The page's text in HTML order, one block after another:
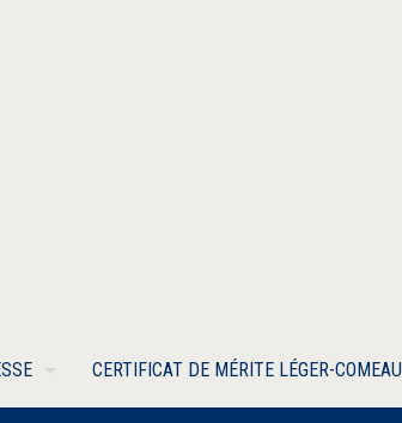
CERTIFICAT DE MÉRITE LÉGER-COMEAU